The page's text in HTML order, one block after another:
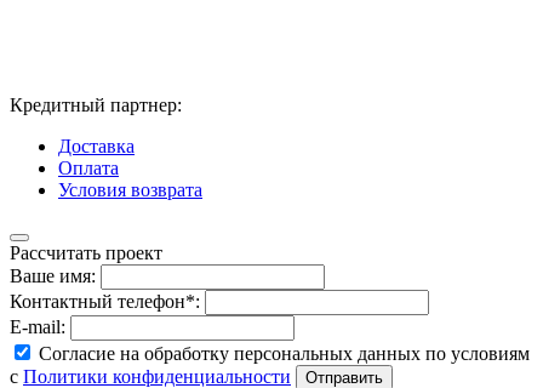
Кредитный партнер:
Доставка
Оплата
Условия возврата
Рассчитать проект
Ваше имя:
Контактный телефон*:
E-mail:
Согласие на обработку персональных данных по условиям
с Политики конфиденциальности